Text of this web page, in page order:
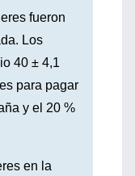
fueron
Los
40 ± 4,1
para pagar
y el 20 %
en la